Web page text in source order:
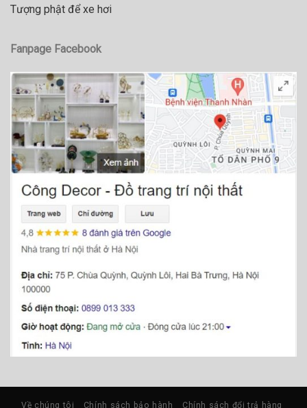
Tượng phật để xe hơi
Fanpage Facebook
Về chúng tôi Chính sách bảo hành Chính sách đổi trả hàng